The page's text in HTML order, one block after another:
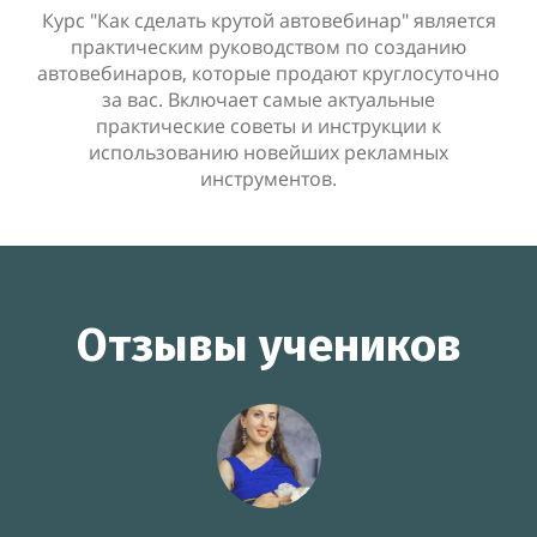
Курс "Как сделать крутой автовебинар" является
практическим руководством по созданию
автовебинаров, которые продают круглосуточно
за вас. Включает самые актуальные
практические советы и инструкции к
использованию новейших рекламных
инструментов.
Отзывы учеников